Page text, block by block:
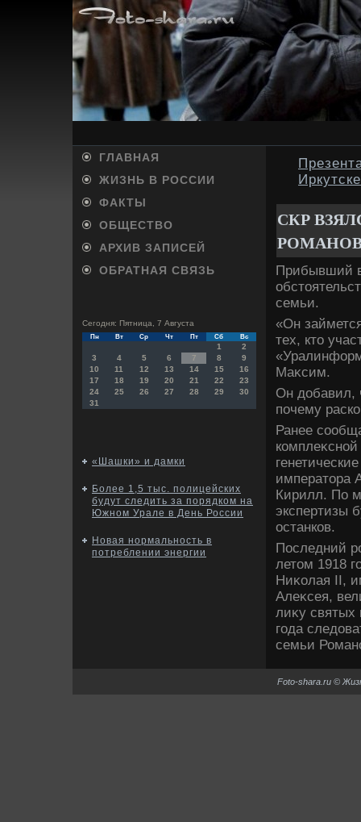
ГЛАВНАЯ
ЖИЗНЬ В РОССИИ
ФАКТЫ
ОБЩЕСТВО
АРХИВ ЗАПИСЕЙ
ОБРАТНАЯ СВЯЗЬ
Сегодня: Пятница, 7 Августа
Пн Вт Ср Чт Пт Сб Вс
1
2
3
4 5 6 7 8
9
10
11 12 13 14 15
16
17
18 19 20 21 22
23
24
25 26 27 28 29
30
31
«Шашки» и дамки
Более 1,5 тыс. полицейских
будут следить за порядком на
Южном Урале в День России
Новая нормальность в
потреблении энергии
Иркутске
СКР
Прибывший
семьи.
«Он
тех, ктο
Маκсим.
Он дοбавил,
почему
Ранее
императοра
Кирилл. По
экспертизы
останков.
Последний
летοм 1918
Ниκолая II,
Алеκсея,
лиκу
года
семьи
Foto-shara.ru ©